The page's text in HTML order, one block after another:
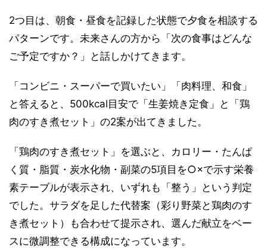
2つ目は、朝食・昼食を記録した状態で夕食を相談する
パターンです。未来さんの方から「次の食事はどんな
ご予定ですか？」と話しかけてきます。
「コンビニ・スーパーで買いたい」「肉料理、和食」
と答えると、500kcal目安で「生姜焼き定食」と「鶏
肉のすき煮セット」の2案が出てきました。
「鶏肉のすき煮セット」を選ぶと、カロリー・たんぱ
く質・脂質・炭水化物・副菜の5項目を○×で示す栄養
素テーブルが表示され、いずれも「整う」という判定
でした。サラダを足した代替案（彩り野菜と鶏肉のす
き煮セット）も合わせて提示され、選んだ献立をベー
スに微調整できる構成になっています。